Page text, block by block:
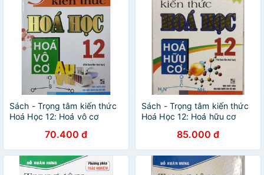
Sách - Trọng tâm kiến thức
Hoá Học 12: Hoá vô cơ
70.400 đ
Sách - Trọng tâm kiến thức
Hoá Học 12: Hoá hữu cơ
85.000 đ